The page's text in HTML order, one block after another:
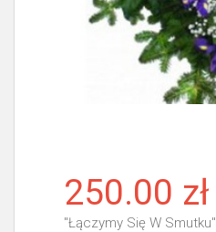
250.00 zł
"Łączymy Się W Smutku"